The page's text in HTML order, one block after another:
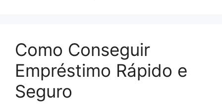
Como Conseguir
Empréstimo Rápido e
Seguro